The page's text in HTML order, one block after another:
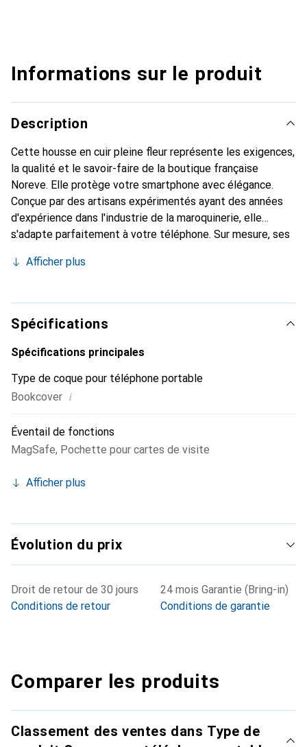
Informations sur le produit
Description
Cette housse en cuir pleine fleur représente les exigences,
la qualité et le savoir-faire de la boutique française
Noreve. Elle protège votre smartphone avec élégance.
Conçue par des artisans expérimentés ayant des années
d'expérience dans l'industrie de la maroquinerie, elle
s'adapte parfaitement à votre téléphone. Sur mesure, ses
peau. Elle devient l'accessoire chic et indispensable pour
internationalement pour ses produits de haute qualité et
constitue un choix fiable pour une clientèle exigeante.
Afficher plus
Spécifications
Spécifications principales
Type de coque pour téléphone portable
Bookcover i
Éventail de fonctions
MagSafe, Pochette pour cartes de visite
Afficher plus
Évolution du prix
Droit de retour de 30 jours
Conditions de retour
24 mois Garantie (Bring-in)
Conditions de garantie
Comparer les produits
Classement des ventes dans Type de